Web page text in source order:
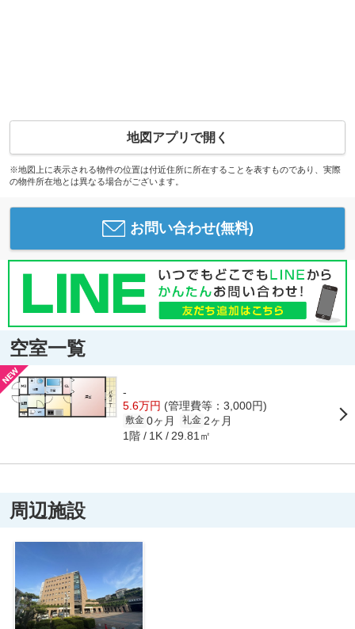
地図アプリで開く
※地図上に表示される物件の位置は付近住所に所在することを表すものであり、実際
の物件所在地とは異なる場合がございます。
お問い合わせ(無料)
空室一覧
-
5.6万円 (管理費等：3,000円)
敷金 0ヶ月 礼金 2ヶ月
1階 1K 29.81㎡
周辺施設